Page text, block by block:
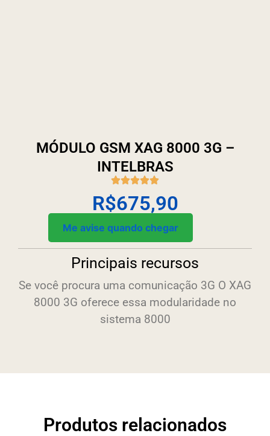
MÓDULO GSM XAG 8000 3G –
INTELBRAS
R$675,90
Me avise quando chegar
Principais recursos
Se você procura uma comunicação 3G O XAG
8000 3G oferece essa modularidade no
sistema 8000
Produtos relacionados